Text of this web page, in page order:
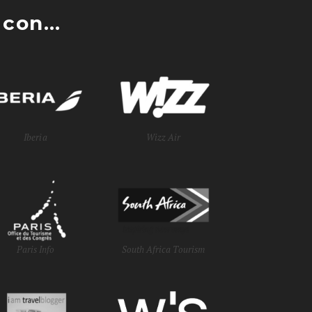
Iberia Wizz Air
Paris Info South Africa Tourism